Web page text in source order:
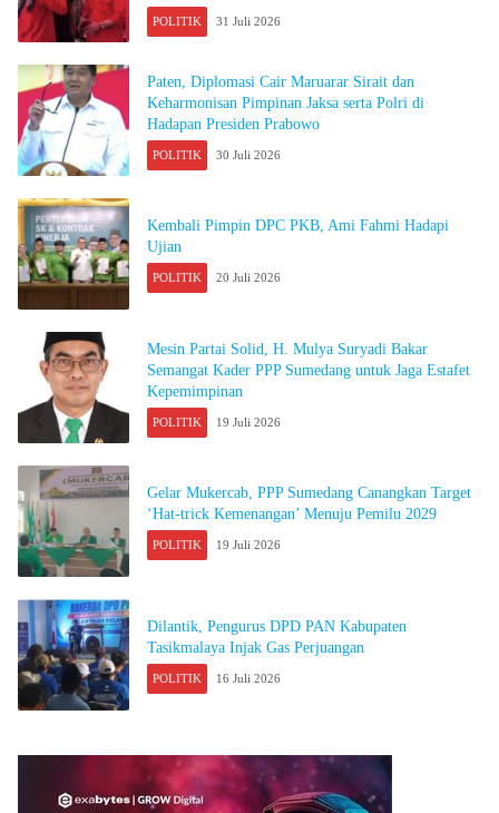
POLITIK 31 Juli 2026
Paten, Diplomasi Cair Maruarar Sirait dan
Keharmonisan Pimpinan Jaksa serta Polri di
Hadapan Presiden Prabowo
POLITIK 30 Juli 2026
Kembali Pimpin DPC PKB, Ami Fahmi Hadapi
Ujian
POLITIK 20 Juli 2026
Mesin Partai Solid, H. Mulya Suryadi Bakar
Semangat Kader PPP Sumedang untuk Jaga Estafet
Kepemimpinan
POLITIK 19 Juli 2026
Gelar Mukercab, PPP Sumedang Canangkan Target
‘Hat-trick Kemenangan’ Menuju Pemilu 2029
POLITIK 19 Juli 2026
Dilantik, Pengurus DPD PAN Kabupaten
Tasikmalaya Injak Gas Perjuangan
POLITIK 16 Juli 2026